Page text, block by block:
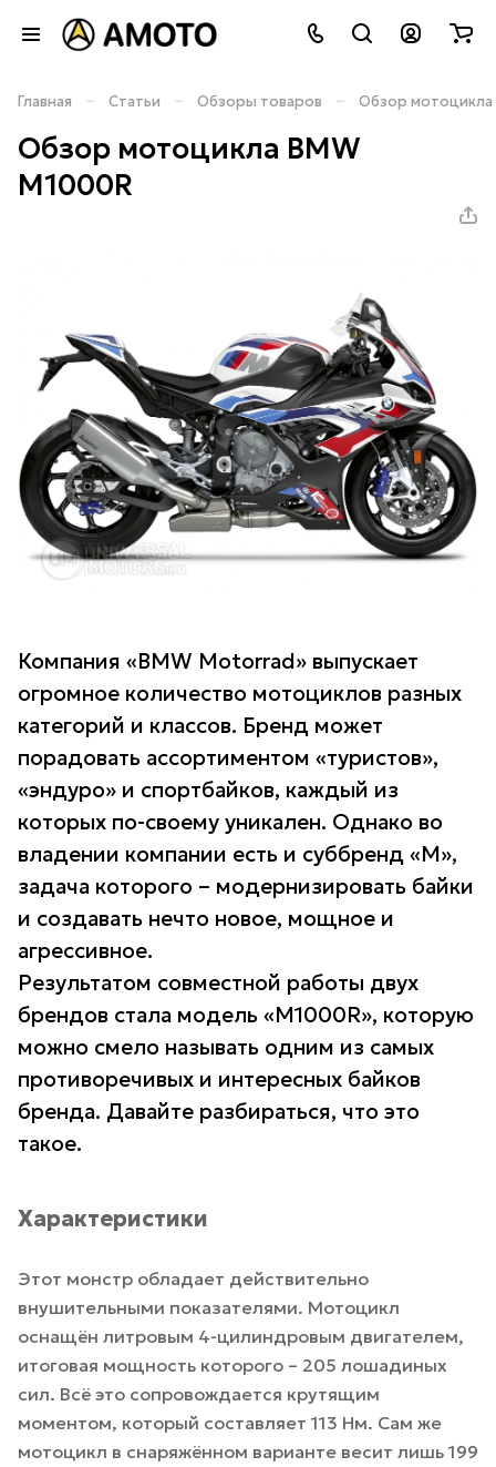
Главная – Статьи – Обзоры товаров – Обзор мотоцикла
Обзор мотоцикла BMW
M1000R
Компания «BMW Motorrad» выпускает
огромное количество мотоциклов разных
категорий и классов. Бренд может
порадовать ассортиментом «туристов»,
«эндуро» и спортбайков, каждый из
которых по-своему уникален. Однако во
владении компании есть и суббренд «M»,
задача которого – модернизировать байки
и создавать нечто новое, мощное и
агрессивное.
Результатом совместной работы двух
брендов стала модель «M1000R», которую
можно смело называть одним из самых
противоречивых и интересных байков
бренда. Давайте разбираться, что это
такое.
Характеристики
Этот монстр обладает действительно
внушительными показателями. Мотоцикл
оснащён литровым 4-цилиндровым двигателем,
итоговая мощность которого – 205 лошадиных
сил. Всё это сопровождается крутящим
моментом, который составляет 113 Нм. Сам же
мотоцикл в снаряжённом варианте весит лишь 199